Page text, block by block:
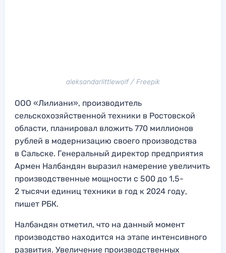
aleksandarlittlewolf / Freepik
ООО «Лилиани», производитель
сельскохозяйственной техники в Ростовской
области, планировал вложить 770 миллионов
рублей в модернизацию своего производства
в Сальске. Генеральный директор предприятия
Армен Налбандян выразил намерение увеличить
производственные мощности с 500 до 1,5-
2 тысячи единиц техники в год к 2024 году,
пишет РБК.
Налбандян отметил, что на данный момент
производство находится на этапе интенсивного
развития. Увеличение производственных